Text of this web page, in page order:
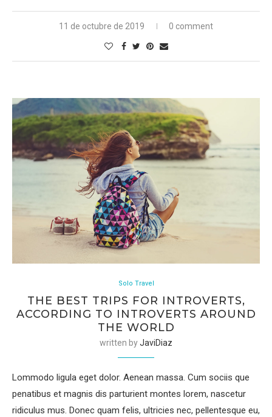
11 de octubre de 2019 0 comment
Solo Travel
THE BEST TRIPS FOR INTROVERTS,
ACCORDING TO INTROVERTS AROUND
THE WORLD
written byJaviDiaz
Lommodo ligula eget dolor. Aenean massa. Cum sociis que
penatibus et magnis dis parturient montes lorem, nascetur
ridiculus mus. Donec quam felis, ultricies nec, pellentesque eu,